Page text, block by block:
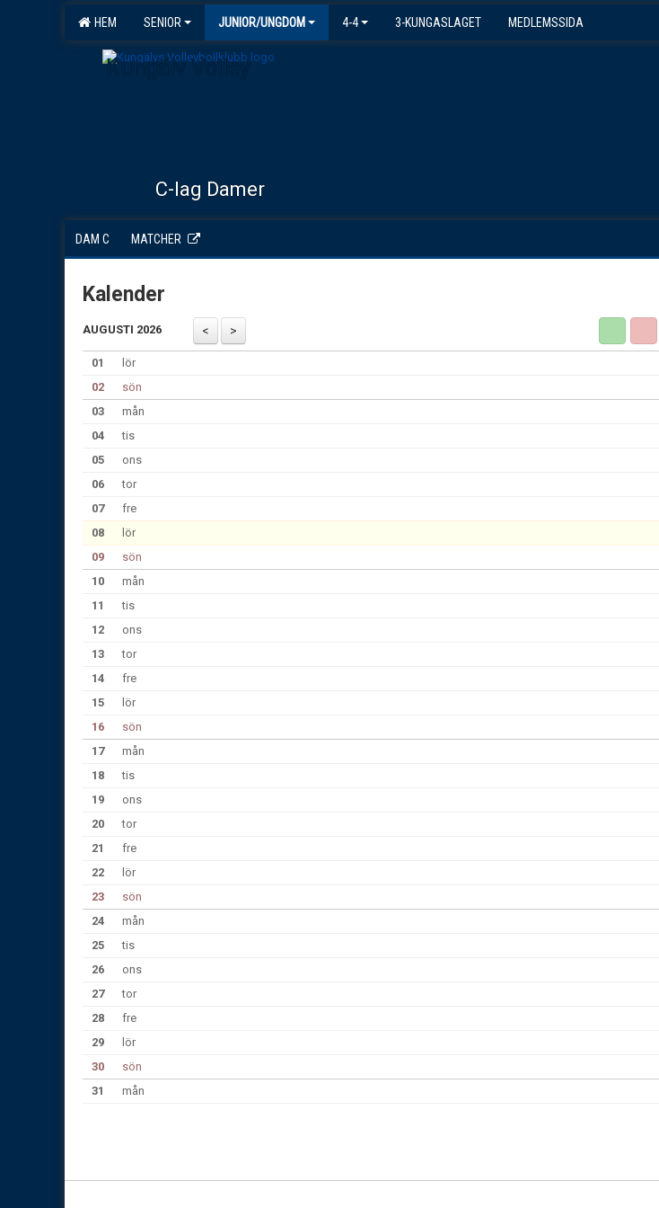
HEM SENIOR JUNIOR/UNGDOM 4-4 3-KUNGASLAGET MEDLEMSSIDA
Kungälv Volley
C-lag Damer
DAM C MATCHER
Kalender
AUGUSTI 2026
01
lör
02
sön
03
mån
04
tis
05
ons
06
tor
07
fre
08
lör
09
sön
10
mån
11
tis
12
ons
13
tor
14
fre
15
lör
16
sön
17
mån
18
tis
19
ons
20
tor
21
fre
22
lör
23
sön
24
mån
25
tis
26
ons
27
tor
28
fre
29
lör
30
sön
31 mån